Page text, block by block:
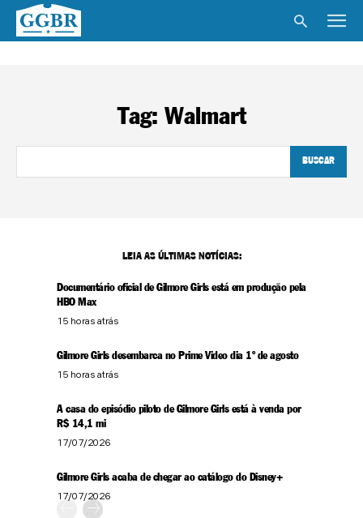
Tag: Walmart
BUSCAR
LEIA AS ÚLTIMAS NOTÍCIAS:
Documentário oficial de Gilmore Girls está em produção pela
HBO Max
15 horas atrás
Gilmore Girls desembarca no Prime Video dia 1º de agosto
15 horas atrás
A casa do episódio piloto de Gilmore Girls está à venda por
R$ 14,1 mi
17/07/2026
Gilmore Girls acaba de chegar ao catálogo do Disney+
17/07/2026